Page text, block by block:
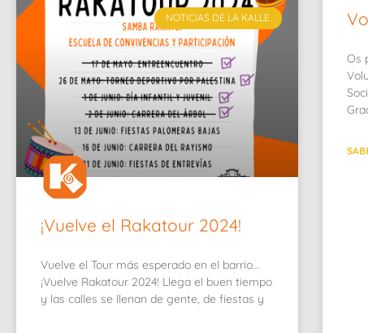
NOTICIAS DE LA KALLE
¡Vuelve el Rakatour 2024!
Vuelve el Tour más esperado en el barrio…
¡Vuelve Rakatour 2024! Llega el buen tiempo
y las calles se llenan de gente, de fiestas y
Os